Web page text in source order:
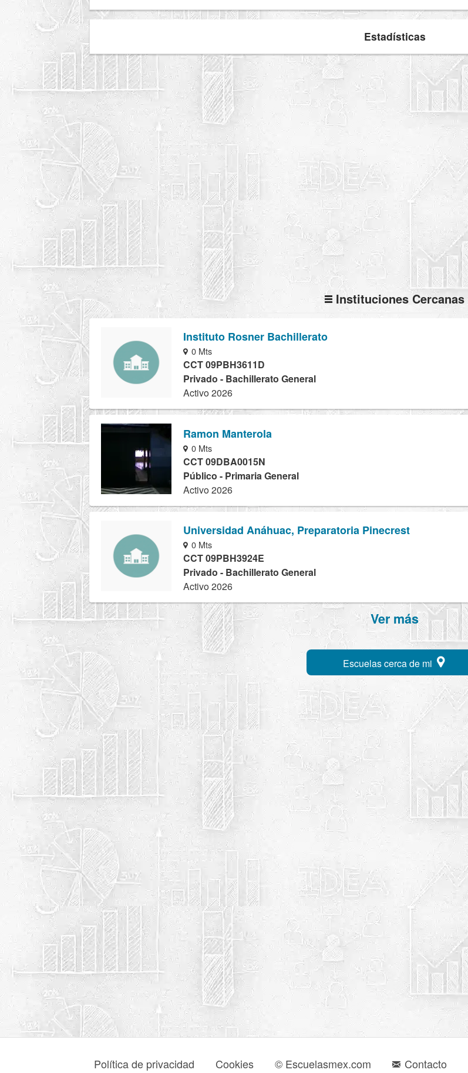
Estadísticas
Instituciones Cercanas
Instituto Rosner Bachillerato
0 Mts
CCT 09PBH3611D
Privado - Bachillerato General
Activo 2026
Ramon Manterola
0 Mts
CCT 09DBA0015N
Público - Primaria General
Activo 2026
Universidad Anáhuac, Preparatoria Pinecrest
0 Mts
CCT 09PBH3924E
Privado - Bachillerato General
Activo 2026
Ver más
Escuelas cerca de mi
Política de privacidad Cookies © Escuelasmex.com Contacto